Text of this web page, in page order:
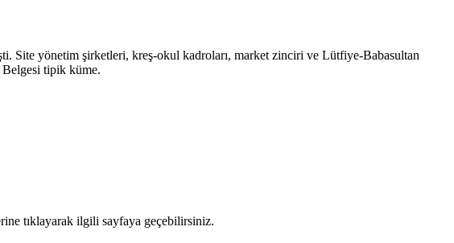
Site yönetim şirketleri, kreş-okul kadroları, market zinciri ve Lütfiye-Babasultan
Belgesi tipik küme.
tıklayarak ilgili sayfaya geçebilirsiniz.